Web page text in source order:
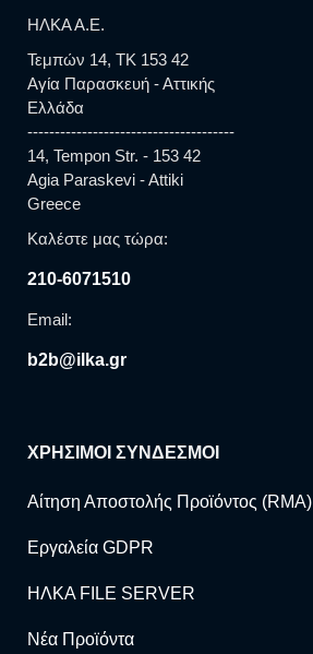
ΗΛΚΑ Α.Ε.
Τεμπών 14, TK 153 42
Αγία Παρασκευή - Αττικής
Ελλάδα
--------------------------------------
14, Tempon Str. - 153 42
Agia Paraskevi - Attiki
Greece
Καλέστε μας τώρα:
210-6071510
Email:
b2b@ilka.gr
ΧΡΗΣΙΜΟΙ ΣΥΝΔΕΣΜΟΙ
Αίτηση Αποστολής Προϊόντος (RMA)
Εργαλεία GDPR
ΗΛΚΑ FILE SERVER
Νέα Προϊόντα